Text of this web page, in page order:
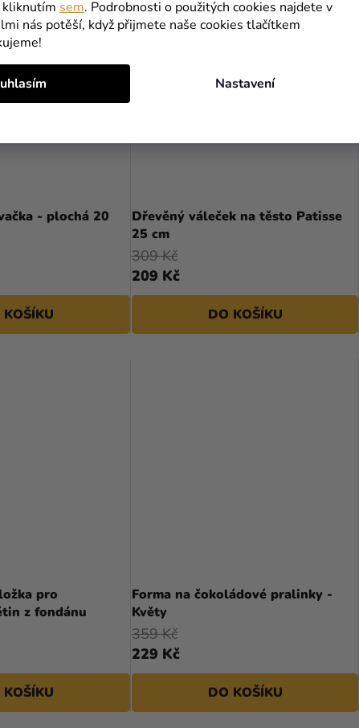
sem. Podrobnosti o použitých cookies najdete v
nás potěší, když přijmete naše cookies tlačítkem
Nastavení
- plochá 20
Dřevěný váleček na těsto Patisse
25 cm
209 Kč
309 Kč
DO KOŠÍKU
pro
z fondánu
Forma na čokoládové pralinky -
Květy
229 Kč
359 Kč
DO KOŠÍKU